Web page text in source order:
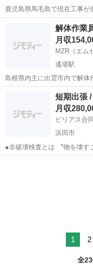
鹿児島県馬毛島で現在工事
事です。 寮費無料・三食付きで、お金を貯めながら 働ける環境なので
しっかりとお金がたまります。 こちらのお仕事は国から依頼され
浜田市 土木
解体作業
月収
MZR（エム
遙堪駅
島根県内主に出雲市内で解体
で年配の方や女性の方も多数
154000円〜240000円 試用
日、祝日
遙堪駅
短期出張
月収
ビリアス合
浜田市
●非破壊検査とは 〝物を壊すことなく"その欠陥や劣化の 状況を調べ出
す検査技術のことです！ また、今回は公共の施設などみなさんが 生活
1 2
全